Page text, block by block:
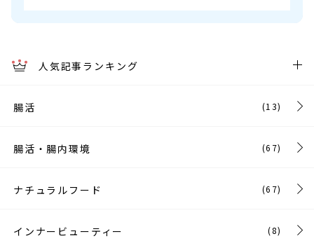
人気記事ランキング
腸活 (13)
腸活・腸内環境 (67)
ナチュラルフード (67)
インナービューティー (8)